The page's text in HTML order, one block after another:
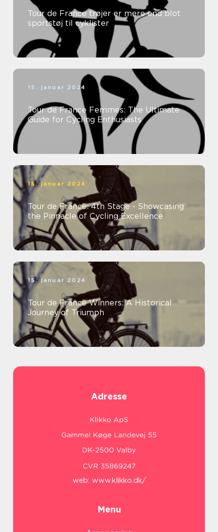
Tour de France trøjer er mere end blot
sportstøj til cyklister
15. januar 2024
Tour de France Femmes: The Ultimate
Guide for Cycling Enthusiasts
15. januar 2024
Tour de France: 4th Stage - Showcasing
the Pinnacle of Cycling Excellence
15. januar 2024
Tour de France Winners: A Historical
Journey of Triumph
Adresse
web: www.klikko.dk/
Menu